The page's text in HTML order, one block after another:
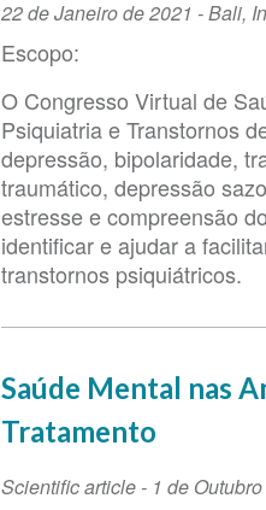
Data
do
evento
22 de Janeiro de 2021 -Bali,
Escopo:
O Congresso Virtual de
Psiquiatria e Transtornos
depressão, bipolaridade,
traumático, depressão
estresse e compreensão
identificar e ajudar a
transtornos psiquiátricos.
Saúde Mental nas
Tratamento
Scientific article - 1 de